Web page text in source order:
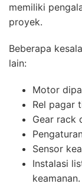
memiliki
proyek.
Beberapa
lain:
Motor
Rel pagar
Gear rack
Sensor
Instalasi
keamanan.